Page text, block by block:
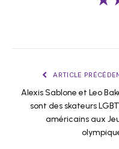
ARTICLE
Alexis Sablone et Leo
sont des skateurs
américains aux